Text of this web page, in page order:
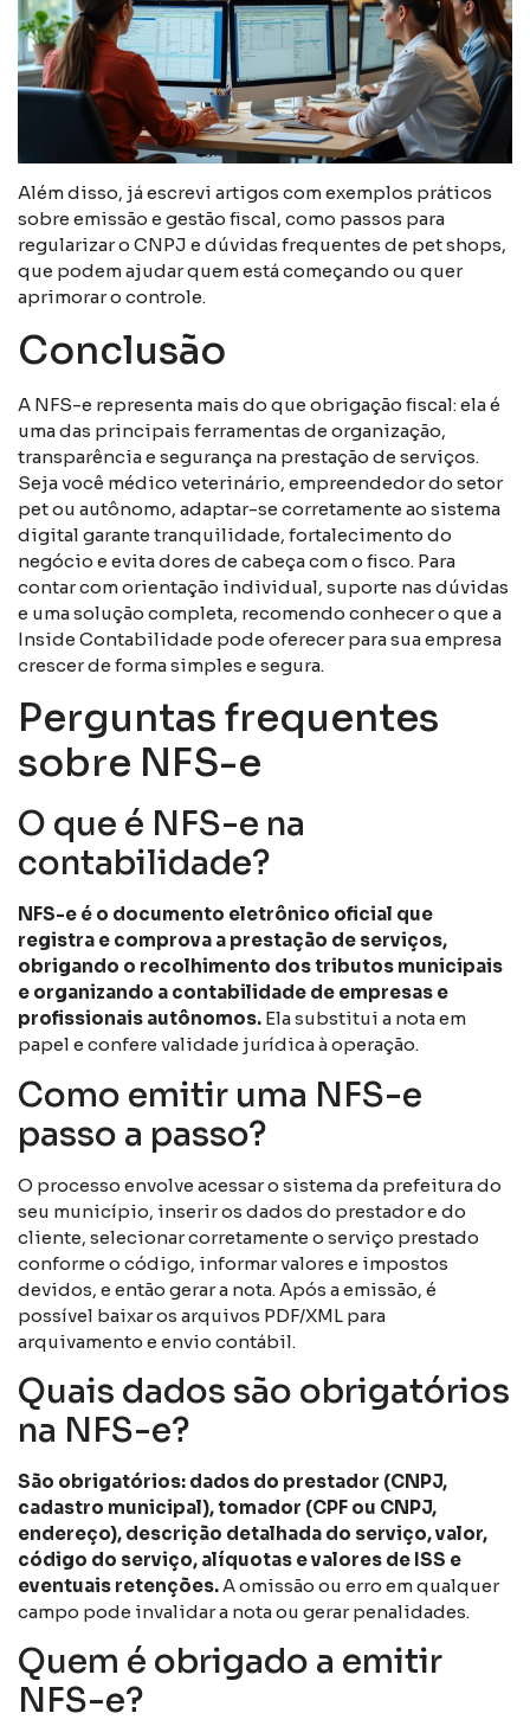
Além disso, já escrevi artigos com exemplos práticos
sobre emissão e gestão fiscal, como passos para
regularizar o CNPJ e dúvidas frequentes de pet shops,
que podem ajudar quem está começando ou quer
aprimorar o controle.
Conclusão
A NFS-e representa mais do que obrigação fiscal: ela é
uma das principais ferramentas de organização,
transparência e segurança na prestação de serviços.
Seja você médico veterinário, empreendedor do setor
pet ou autônomo, adaptar-se corretamente ao sistema
digital garante tranquilidade, fortalecimento do
negócio e evita dores de cabeça com o fisco. Para
contar com orientação individual, suporte nas dúvidas
e uma solução completa, recomendo conhecer o que a
Inside Contabilidade pode oferecer para sua empresa
crescer de forma simples e segura.
Perguntas frequentes
sobre NFS-e
O que é NFS-e na
contabilidade?
NFS-e é o documento eletrônico oficial que
registra e comprova a prestação de serviços,
obrigando o recolhimento dos tributos municipais
e organizando a contabilidade de empresas e
profissionais autônomos. Ela substitui a nota em
papel e confere validade jurídica à operação.
Como emitir uma NFS-e
passo a passo?
O processo envolve acessar o sistema da prefeitura do
seu município, inserir os dados do prestador e do
cliente, selecionar corretamente o serviço prestado
conforme o código, informar valores e impostos
devidos, e então gerar a nota. Após a emissão, é
possível baixar os arquivos PDF/XML para
arquivamento e envio contábil.
Quais dados são obrigatórios
na NFS-e?
São obrigatórios: dados do prestador (CNPJ,
cadastro municipal), tomador (CPF ou CNPJ,
endereço), descrição detalhada do serviço, valor,
código do serviço, alíquotas e valores de ISS e
eventuais retenções.A omissão ou erro em qualquer
campo pode invalidar a nota ou gerar penalidades.
Quem é obrigado a emitir
NFS-e?